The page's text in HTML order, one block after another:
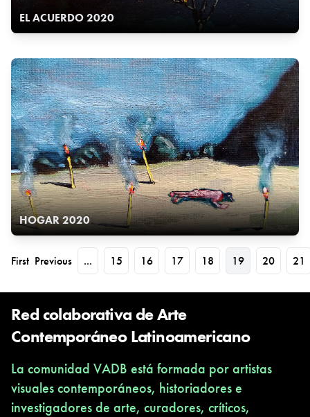
EL ACUERDO 2020
HOGAR 2020
First Previous ... 15 16 17 18 19 20 21
Red colaborativa de Arte
Contemporáneo Latinoamericano
La comunidad VADB está formada por artistas
visuales contemporáneos, historiadores e
investigadores de arte, curadores, críticos,